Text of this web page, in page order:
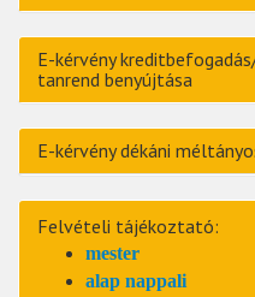
E-kérvény
tanrend benyújtása
E-kérvény dékáni
Felvételi tájékoztató:
mester
alap nappali